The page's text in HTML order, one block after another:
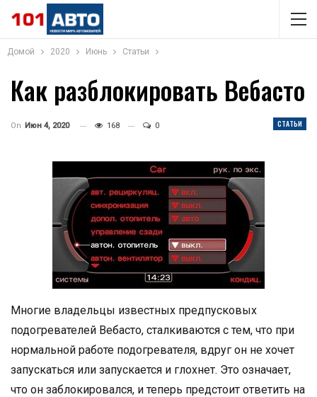
Домой 2020 Июнь Статьи
Как разблокировать Вебасто
СТАТЬИ
On Июн 4, 2020 168 0
Многие владельцы известных предпусковых
подогревателей Вебасто, сталкиваются с тем, что при
нормальной работе подогревателя, вдруг он не хочет
запускаться или запускается и глохнет. Это означает,
что он заблокировался, и теперь предстоит ответить на